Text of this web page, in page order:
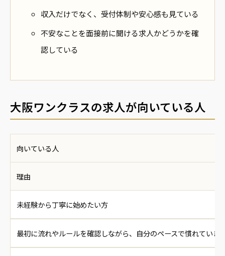
収入だけでなく、受付体制や安心感も見ている
不安なことを面接前に聞ける求人かどうかを確
認している
大阪ワンクラスの求人が向いている人
向いている人
理由
未経験から丁寧に始めたい方
最初に流れやルールを確認しながら、自分のペースで慣れていき